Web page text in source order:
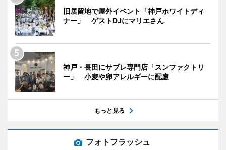
旧居留地で屋外イベント「神戸ホワイトディ
ナー」 ゲストDJにマリエさん
神戸・長田にサブレ専門店「スンファクトリ
ー」 小麦や卵アレルギーに配慮
もっと見る
フォトフラッシュ